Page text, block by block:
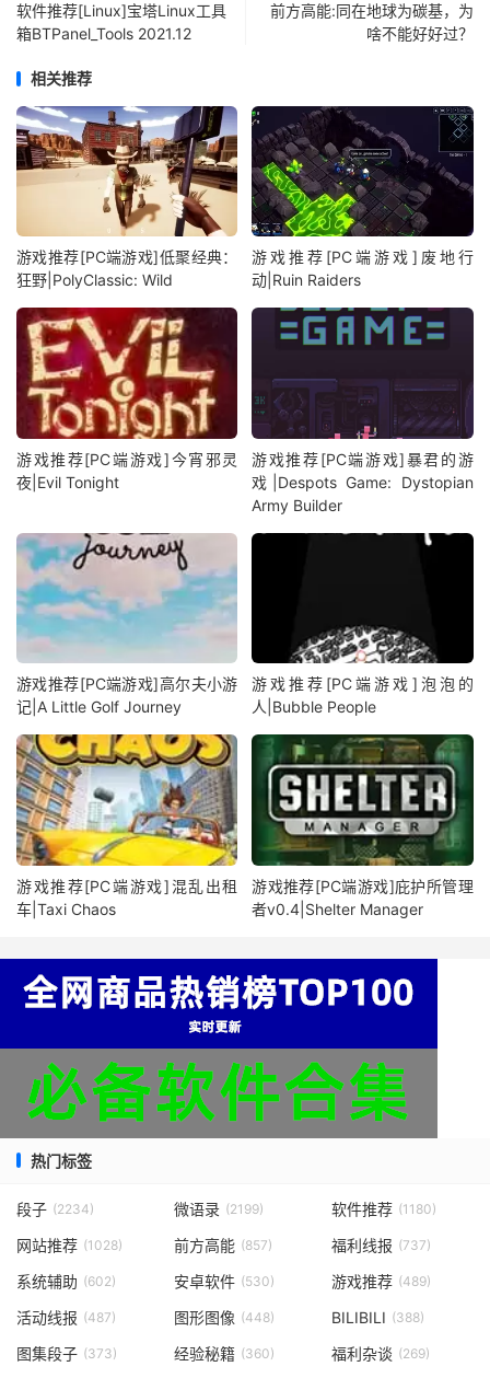
软件推荐[Linux]宝塔Linux工具
箱BTPanel_Tools 2021.12
前方高能:同在地球为碳基，为
啥不能好好过？
相关推荐
游戏推荐[PC端游戏]低聚经典：
狂野|PolyClassic: Wild
游戏推荐[PC端游戏]废地行
动|Ruin Raiders
游戏推荐[PC端游戏]今宵邪灵
夜|Evil Tonight
游戏推荐[PC端游戏]暴君的游
戏|Despots Game: Dystopian
Army Builder
游戏推荐[PC端游戏]高尔夫小游
记|A Little Golf Journey
游戏推荐[PC端游戏]泡泡的
人|Bubble People
游戏推荐[PC端游戏]混乱出租
车|Taxi Chaos
游戏推荐[PC端游戏]庇护所管理
者v0.4|Shelter Manager
热门标签
段子 (2234) 微语录 (2199) 软件推荐 (1180)
网站推荐 (1028) 前方高能 (857) 福利线报 (737)
系统辅助 (602) 安卓软件 (530) 游戏推荐 (489)
活动线报 (487) 图形图像 (448) BILIBILI (388)
图集段子 (373) 经验秘籍 (360) 福利杂谈 (269)